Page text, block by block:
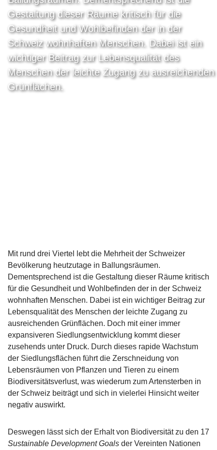
Gestaltung dieser Räume kritisch für die
Gesundheit und Wohlbefinden der in der
Schweiz wohnhaften Menschen. Dabei ist ein
wichtiger Beitrag zur Lebensqualität des
Menschen der leichte Zugang zu ausreichenden
Grünflächen.
Mit rund drei Viertel lebt die Mehrheit der Schweizer
Bevölkerung heutzutage in Ballungsräumen.
Dementsprechend ist die Gestaltung dieser Räume kritisch
für die Gesundheit und Wohlbefinden der in der Schweiz
wohnhaften Menschen. Dabei ist ein wichtiger Beitrag zur
Lebensqualität des Menschen der leichte Zugang zu
ausreichenden Grünflächen. Doch mit einer immer
expansiveren Siedlungsentwicklung kommt dieser
zusehends unter Druck. Durch dieses rapide Wachstum
der Siedlungsflächen führt die Zerschneidung von
Lebensräumen von Pflanzen und Tieren zu einem
Biodiversitätsverlust, was wiederum zum Artensterben in
der Schweiz beiträgt und sich in vielerlei Hinsicht weiter
negativ auswirkt.
Deswegen lässt sich der Erhalt von Biodiversität zu den 17
Sustainable Development Goals der Vereinten Nationen